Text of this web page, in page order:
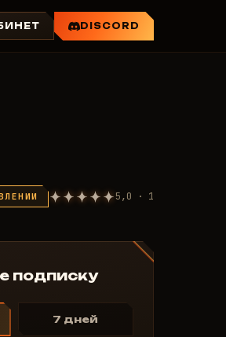
DISCORD
5,0 · 1
подписку
7 дней